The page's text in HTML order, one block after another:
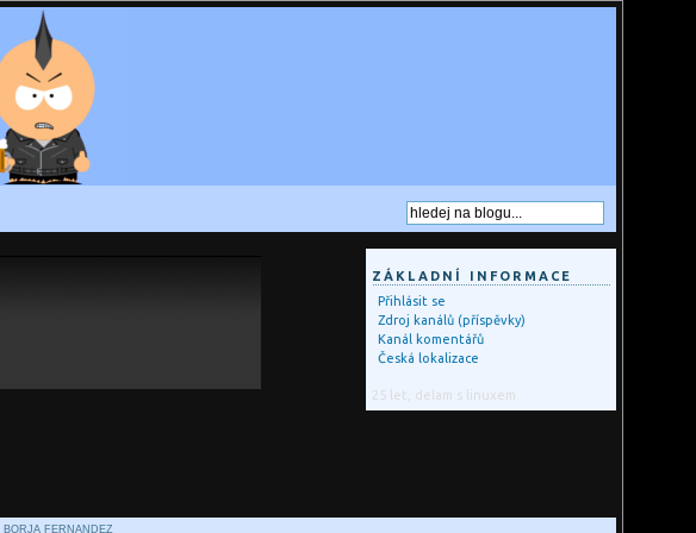
ZÁKLADNÍ INFORMACE
Přihlásit se
Zdroj kanálů (příspěvky)
Kanál komentářů
Česká lokalizace
25 let, delam s linuxem
BORJA FERNANDEZ